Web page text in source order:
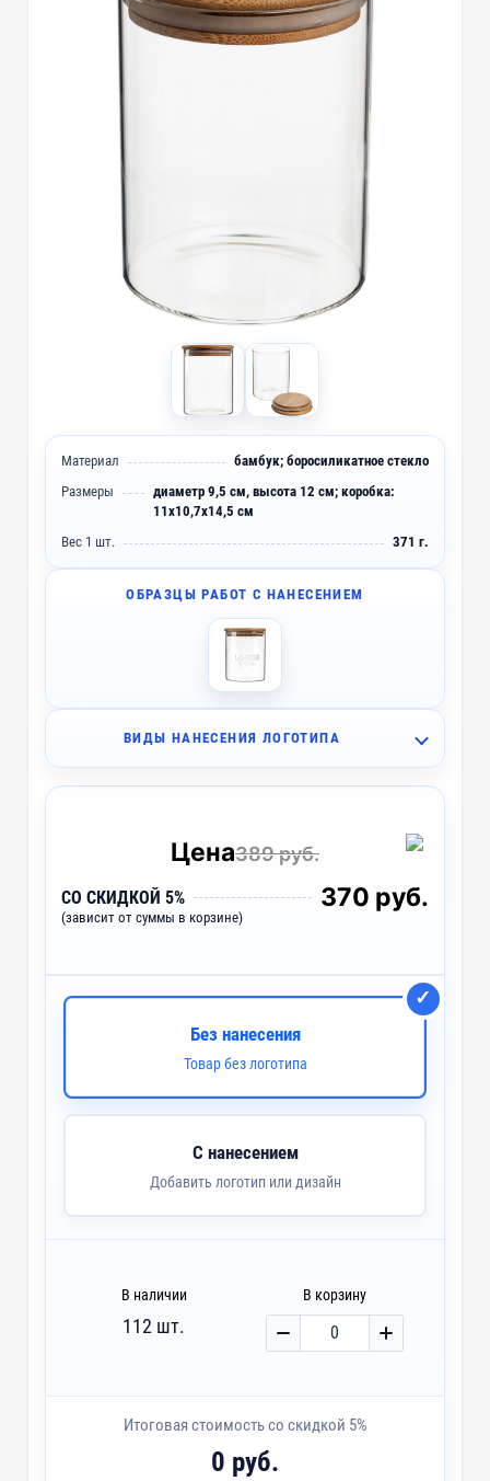
Материал
бамбук; боросиликатное стекло
Размеры
диаметр 9,5 см, высота 12 см; коробка:
11х10,7х14,5 см
Вес 1 шт.
371 г.
ВИДЫ НАНЕСЕНИЯ ЛОГОТИПА
A3 - Тампопечать (5 цветов) ~ 3 дня
UV-DTF2 - УФ-DTF печать
UV2 - УФ-печать ~ 2 дня
ОБРАЗЦЫ РАБОТ С НАНЕСЕНИЕМ
Цена389 руб.
СО СКИДКОЙ 5%
(зависит от суммы в корзине)
370 руб.
Без нанесения
Товар без логотипа
С нанесением
Добавить логотип или дизайн
В наличии В корзину
112 шт.
Итоговая стоимость со скидкой 5%
0 руб.